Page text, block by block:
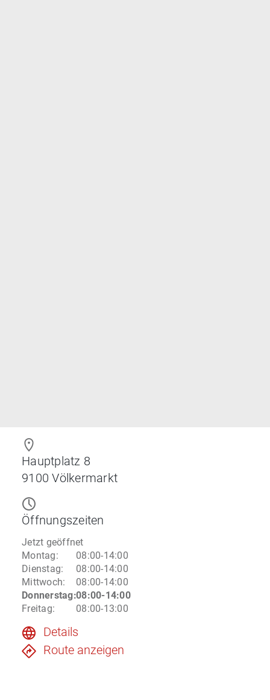
Hauptplatz 8
9100 Völkermarkt
Öffnungszeiten
Jetzt geöffnet
Montag:
08:00-14:00
Dienstag:
08:00-14:00
Mittwoch:
08:00-14:00
Donnerstag:08:00-14:00
Freitag: 08:00-13:00
Details
Route anzeigen